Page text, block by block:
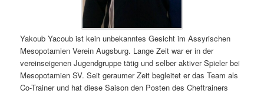
Yakoub Yacoub ist kein unbekanntes Gesicht im Assyrischen
Mesopotamien Verein Augsburg. Lange Zeit war er in der
vereinseigenen Jugendgruppe tätig und selber aktiver Spieler bei
Mesopotamien SV. Seit geraumer Zeit begleitet er das Team als
Co-Trainer und hat diese Saison den Posten des Cheftrainers